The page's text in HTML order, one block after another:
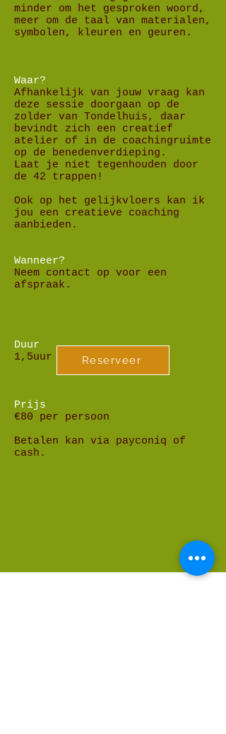
minder om het gesproken woord,
meer om de taal van materialen,
symbolen, kleuren en geuren.
Waar?
Afhankelijk van jouw vraag kan
deze sessie doorgaan op de
zolder van Tondelhuis, daar
bevindt zich een creatief
atelier of in de coachingruimte
op de benedenverdieping.
Laat je niet tegenhouden door
de 42 trappen!
Ook op het gelijkvloers kan ik
jou een creatieve coaching
aanbieden.
Wanneer?
Neem contact op voor een
afspraak.
Duur
1,5uur
Prijs
€80 per persoon
Betalen kan via payconiq of
cash.
Reserveer